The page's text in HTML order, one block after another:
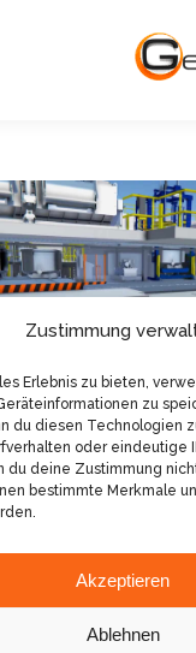
Zustimmung
Erlebnis zu bieten,
zu
du diesen Technologien
oder eindeutige
du deine Zustimmung
bestimmte Merkmale
Akzeptieren
Ablehnen
© Sven Pfister, Geminus